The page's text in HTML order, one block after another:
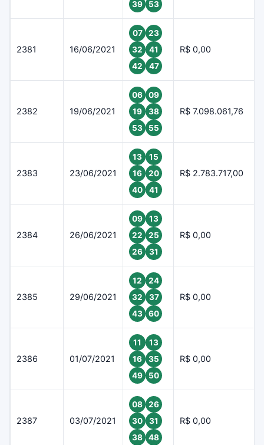
39
53
2381 16/06/2021
07
23
32
41
42
47
R$ 0,00
2382 19/06/2021
06
09
19
38
53
55
R$ 7.098.061,76
2383 23/06/2021
13
15
16
20
40
41
R$ 2.783.717,00
2384 26/06/2021
09
13
22
25
26
31
R$ 0,00
2385 29/06/2021
12
24
32
37
43
60
R$ 0,00
2386 01/07/2021
11
13
16
35
49
50
R$ 0,00
2387 03/07/2021
08
26
30
31
38
48
R$ 0,00